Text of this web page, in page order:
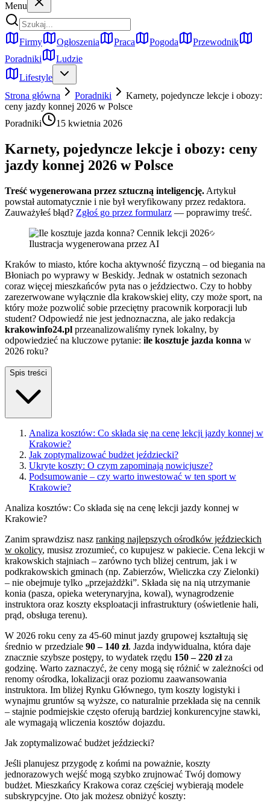
Menu
Firmy Ogłoszenia Praca Pogoda
Przewodnik
Poradniki
Ludzie
Lifestyle
Strona główna
Poradniki
Karnety, pojedyncze lekcje i obozy:
ceny jazdy konnej 2026 w Polsce
Poradniki
15 kwietnia 2026
Karnety, pojedyncze lekcje i obozy: ceny
jazdy konnej 2026 w Polsce
Treść wygenerowana przez sztuczną inteligencję. Artykuł
powstał automatycznie i nie był weryfikowany przez redaktora.
Zauważyłeś błąd? Zgłoś go przez formularz — poprawimy treść.
Ilustracja wygenerowana przez AI
Kraków to miasto, które kocha aktywność fizyczną – od biegania na
Błoniach po wyprawy w Beskidy. Jednak w ostatnich sezonach
coraz więcej mieszkańców pyta nas o jeździectwo. Czy to hobby
zarezerwowane wyłącznie dla krakowskiej elity, czy może sport, na
który może pozwolić sobie przeciętny pracownik korporacji lub
student? Odpowiedź nie jest jednoznaczna, ale jako redakcja
krakowinfo24.pl przeanalizowaliśmy rynek lokalny, by
odpowiedzieć na kluczowe pytanie: ile kosztuje jazda konna w
2026 roku?
Spis treści
Analiza kosztów: Co składa się na cenę lekcji jazdy konnej w
Krakowie?
Jak zoptymalizować budżet jeździecki?
Ukryte koszty: O czym zapominają nowicjusze?
Podsumowanie – czy warto inwestować w ten sport w
Krakowie?
Analiza kosztów: Co składa się na cenę lekcji jazdy konnej w
Krakowie?
Zanim sprawdzisz nasz ranking najlepszych ośrodków jeździeckich
w okolicy, musisz zrozumieć, co kupujesz w pakiecie. Cena lekcji w
krakowskich stajniach – zarówno tych bliżej centrum, jak i w
podkrakowskich gminach (np. Zabierzów, Wieliczka czy Zielonki)
– nie obejmuje tylko „przejażdżki”. Składa się na nią utrzymanie
konia (pasza, opieka weterynaryjna, kowal), wynagrodzenie
instruktora oraz koszty eksploatacji infrastruktury (oświetlenie hali,
prąd, obsługa terenu).
W 2026 roku ceny za 45-60 minut jazdy grupowej kształtują się
średnio w przedziale 90 – 140 zł. Jazda indywidualna, która daje
znacznie szybsze postępy, to wydatek rzędu 150 – 220 złza
godzinę. Warto zaznaczyć, że ceny mogą się różnić w zależności od
renomy ośrodka, lokalizacji oraz poziomu zaawansowania
instruktora. Im bliżej Rynku Głównego, tym koszty logistyki i
wynajmu gruntów są wyższe, co naturalnie przekłada się na cennik
– stajnie podmiejskie często oferują bardziej konkurencyjne stawki,
ale wymagają wliczenia kosztów dojazdu.
Jak zoptymalizować budżet jeździecki?
Jeśli planujesz przygodę z końmi na poważnie, koszty
jednorazowych wejść mogą szybko zrujnować Twój domowy
budżet. Mieszkańcy Krakowa coraz częściej wybierają modele
subskrypcyjne. Oto jak możesz obniżyć koszty: